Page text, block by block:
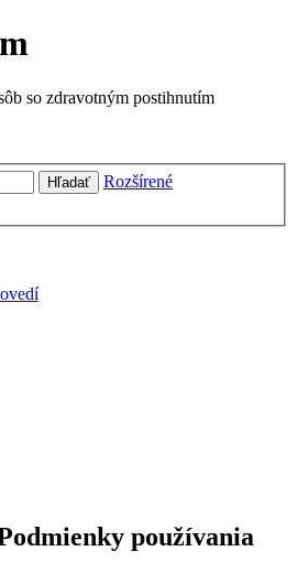
so zdravotným postihnutím
Hľadať
Rozšírené
používania